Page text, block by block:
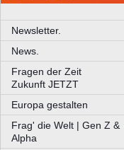
Newsletter.
News.
Fragen der
Zukunft JETZT
Europa gestalten
Frag' die Welt | Gen Z &
Alpha